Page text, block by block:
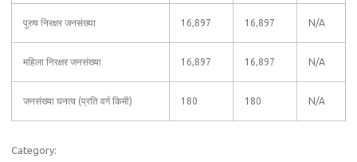
पुरुष निरक्षर जनसंख्या 16,897 16,897 N/A
महिला निरक्षर जनसंख्या 16,897 16,897 N/A
जनसंख्या घनत्व (प्रति वर्ग किमी) 180 180 N/A
Category: